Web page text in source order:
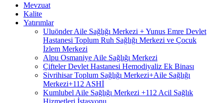
Mevzuat
Kalite
Yatırımlar
Uluönder Aile Sağlığı Merkezi + Yunus Emre Devlet
Hastanesi Toplum Ruh Sağlığı Merkezi ve Çocuk
İzlem Merkezi
Alpu Osmaniye Aile Sağlığı Merkezi
Çifteler Devlet Hastanesi Hemodiyaliz Ek Binası
Sivrihisar Toplum Sağlığı Merkezi+Aile Sağlığı
Merkezi+112 ASHİ
Kumlubel Aile Sağlığı Merkezi +112 Acil Sağlık
Hizmetleri İstasyonu